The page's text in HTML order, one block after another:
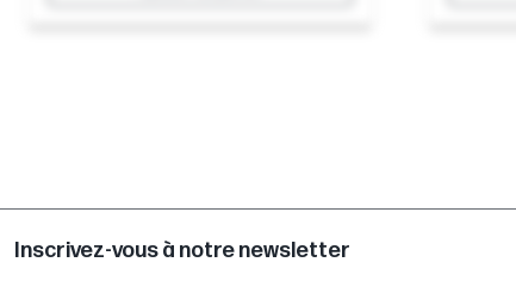
Inscrivez-vous à notre newsletter